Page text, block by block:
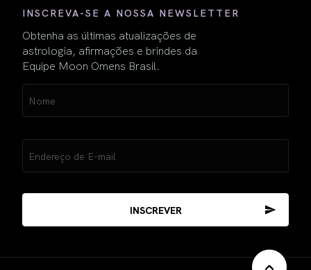
INSCREVA-SE A NOSSA NEWSLETTER
Obtenha as últimas atualizações de
astrologia, afirmações e brindes da
Equipe Moon Omens Brasil.
(obrigatório)
(obrigatório)